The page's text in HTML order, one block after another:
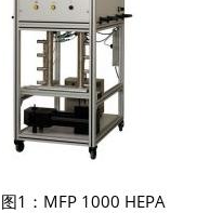
图1：MFP 1000 HEPA